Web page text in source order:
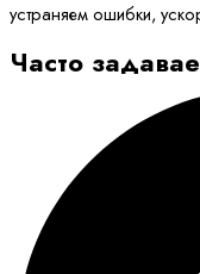
устраняем ошибки,
Часто